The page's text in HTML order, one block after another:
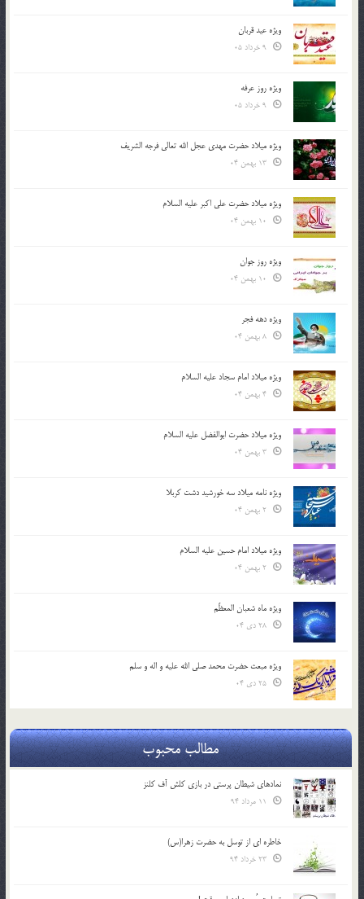
ویژه عید قربان
ویژه روز عرفه
ویژه میلاد حضرت مهدی عجل الله تعالی فرجه الشريف
ویژه میلاد حضرت علی اکبر علیه السلام
ویژه روز جوان
ویژه دهه فجر
ویژه میلاد امام سجاد علیه السلام
ویژه میلاد حضرت ابوالفضل علیه السلام
ویژه نامه میلاد سه خورشید دشت کربلا
ویژه میلاد امام حسین علیه السلام
ویژه ماه شعبان المعظّم
ویژه مبعث حضرت محمد صلی الله علیه و اله و سلم
مطالب محبوب
نمادهای شیطان پرستی در بازی کلش آف کلنز
خاطره ای از توسل به حضرت زهرا(س)